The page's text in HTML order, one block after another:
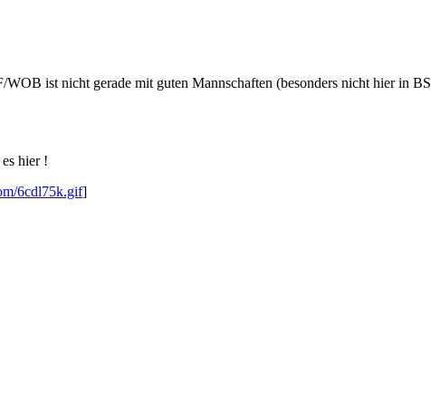
ist nicht gerade mit guten Mannschaften (besonders nicht hier in BS
hier !
6cdl75k.gif]